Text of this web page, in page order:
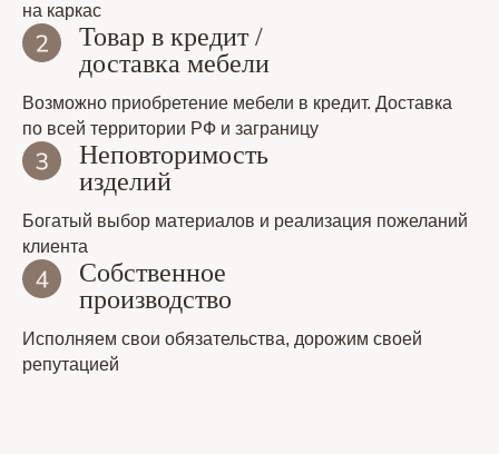
на каркас
Товар в кредит /
доставка мебели
Возможно приобретение мебели в кредит. Доставка
по всей территории РФ и заграницу
Неповторимость
изделий
Богатый выбор материалов и реализация пожеланий
клиента
Собственное
производство
Исполняем свои обязательства, дорожим своей
репутацией